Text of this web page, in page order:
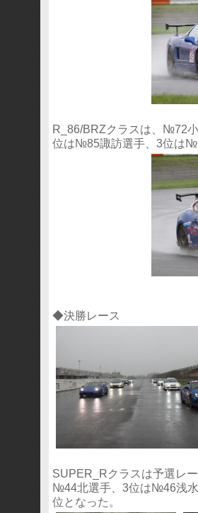
R_86/BRZクラスは、№72
位は№85諏訪選手、3位は
◆決勝レース
SUPER_Rクラスは予選レ
№44北選手、3位は№46浅水
位となった。